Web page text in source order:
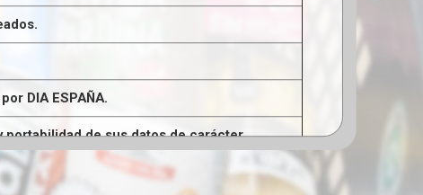
DIA ESPAÑA.
de sus datos de carácter